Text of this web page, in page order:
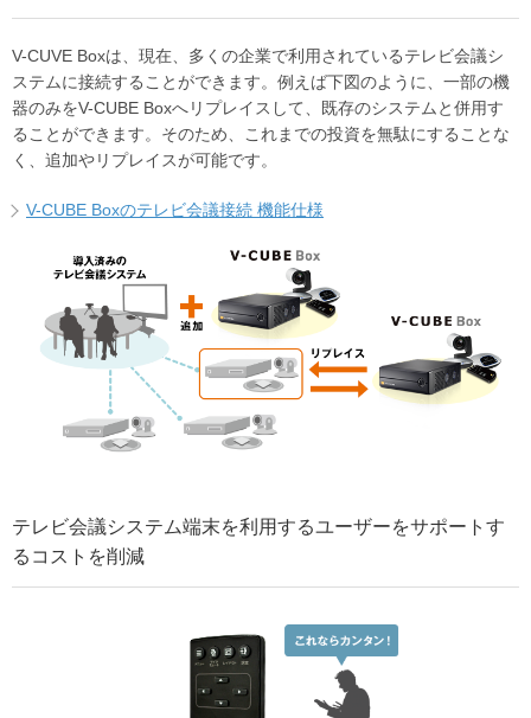
V-CUVE Boxは、現在、多くの企業で利用されているテレビ会議シ
ステムに接続することができます。例えば下図のように、一部の機
器のみをV-CUBE Boxへリプレイスして、既存のシステムと併用す
ることができます。そのため、これまでの投資を無駄にすることな
く、追加やリプレイスが可能です。
V-CUBE Boxのテレビ会議接続 機能仕様
テレビ会議システム端末を利用するユーザーをサポートす
るコストを削減